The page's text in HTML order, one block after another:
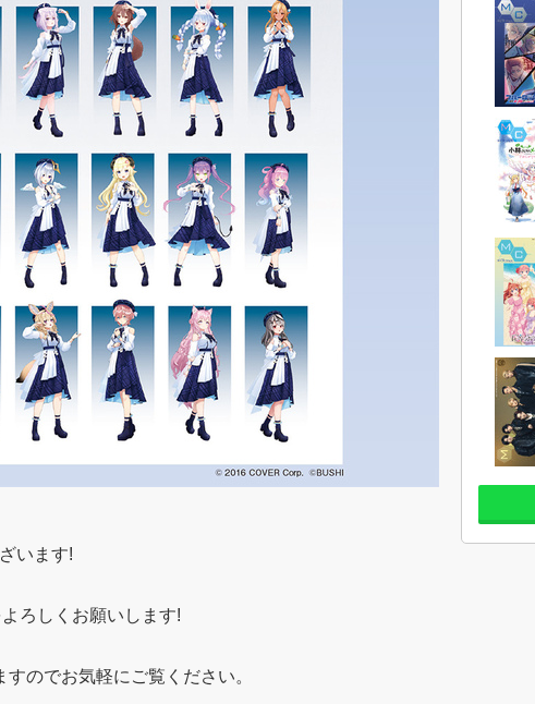
います!
ろしくお願いします!
のでお気軽にご覧ください。